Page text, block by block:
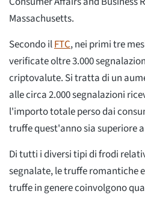
Massachusetts.
Secondo ilFTC, nei primi tre
verificate oltre 3.000
criptovalute. Si tratta di un
alle circa 2.000 segnalazioni
l'importo totale perso dai
truffe quest'anno sia superiore
Di tutti i diversi tipi di frodi
segnalate, le truffe romantiche
truffe in genere coinvolgono